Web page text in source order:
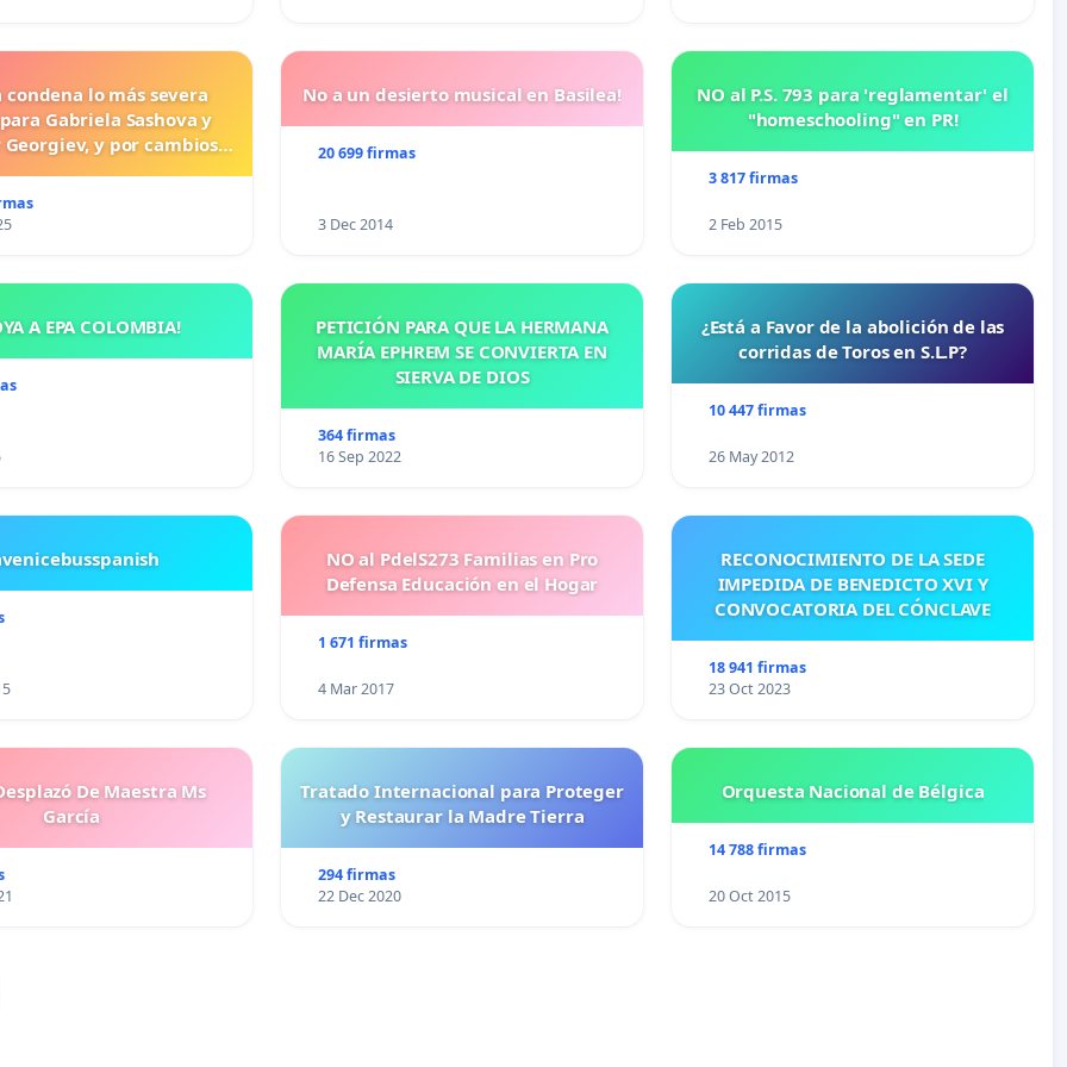
condena lo más severa
Gabriela Sashova y
y por cambios
para los crímenes
contra los animales.
No a un desierto musical en Basilea!
20 699 firmas
3 Dec 2014
NO al P.S. 793 para 'reglamentar' el
"homeschooling" en PR!
3 817 firmas
2 Feb 2015
A EPA COLOMBIA!
PETICIÓN PARA QUE LA HERMANA
MARÍA EPHREM SE CONVIERTA EN
SIERVA DE DIOS
364 firmas
16 Sep 2022
¿Está a Favor de la abolición de las
corridas de Toros en S.L.P?
10 447 firmas
26 May 2012
NO al PdelS273 Familias en Pro
Defensa Educación en el Hogar
1 671 firmas
4 Mar 2017
RECONOCIMIENTO DE LA SEDE
IMPEDIDA DE BENEDICTO XVI Y
CONVOCATORIA DEL CÓNCLAVE
18 941 firmas
23 Oct 2023
De Maestra Ms
García
Tratado Internacional para Proteger
y Restaurar la Madre Tierra
294 firmas
22 Dec 2020
Orquesta Nacional de Bélgica
14 788 firmas
20 Oct 2015